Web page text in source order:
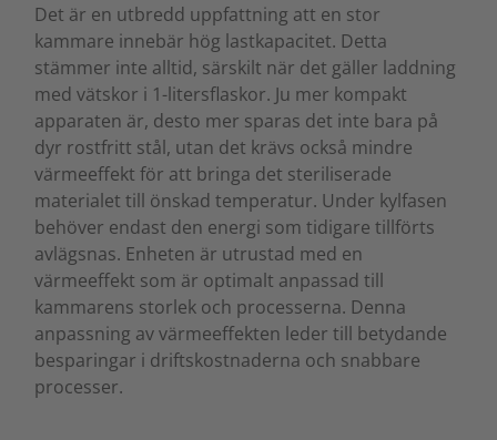
Det är en utbredd uppfattning att en stor
kammare innebär hög lastkapacitet. Detta
stämmer inte alltid, särskilt när det gäller laddning
med vätskor i 1-litersflaskor. Ju mer kompakt
apparaten är, desto mer sparas det inte bara på
dyr rostfritt stål, utan det krävs också mindre
värmeeffekt för att bringa det steriliserade
materialet till önskad temperatur. Under kylfasen
behöver endast den energi som tidigare tillförts
avlägsnas. Enheten är utrustad med en
värmeeffekt som är optimalt anpassad till
kammarens storlek och processerna. Denna
anpassning av värmeeffekten leder till betydande
besparingar i driftskostnaderna och snabbare
processer.